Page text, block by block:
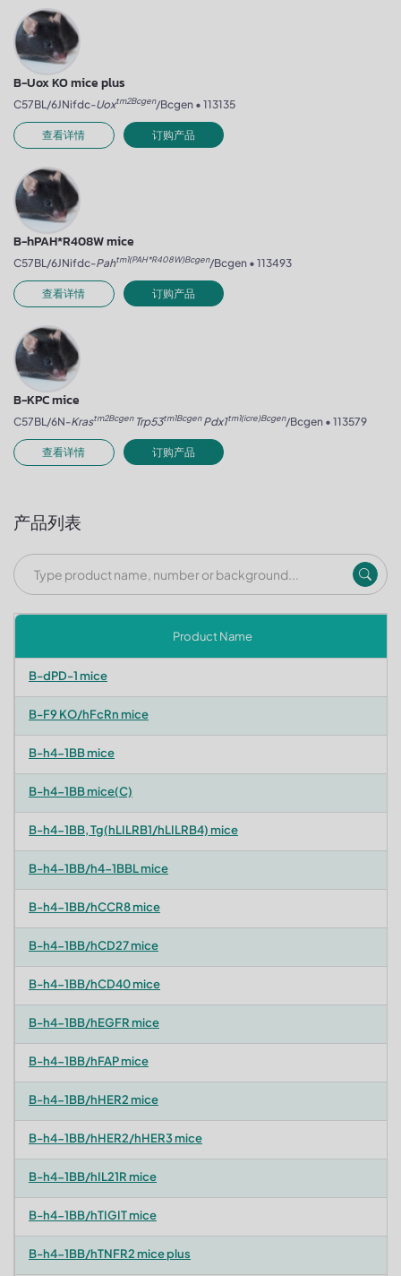
B-Uox KO mice plus
C57BL/6JNifdc-Uoxtm2Bcgen/Bcgen • 113135
查看详情 订购产品
B-hPAH*R408W mice
C57BL/6JNifdc-Pahtm1(PAH*R408W)Bcgen/Bcgen • 113493
查看详情 订购产品
B-KPC mice
C57BL/6N-Krastm2BcgenTrp53tm1BcgenPdx1tm1(icre)Bcgen/Bcgen • 113579
查看详情 订购产品
产品列表
Product Name
B-dPD-1 mice
B-F9 KO/hFcRn mice
B-h4-1BB mice
B-h4-1BB mice(C)
B-h4-1BB, Tg(hLILRB1/hLILRB4) mice
B-h4-1BB/h4-1BBL mice
B-h4-1BB/hCCR8 mice
B-h4-1BB/hCD27 mice
B-h4-1BB/hCD40 mice
B-h4-1BB/hEGFR mice
B-h4-1BB/hFAP mice
B-h4-1BB/hHER2 mice
B-h4-1BB/hHER2/hHER3 mice
B-h4-1BB/hIL21R mice
B-h4-1BB/hTIGIT mice
B-h4-1BB/hTNFR2 mice plus